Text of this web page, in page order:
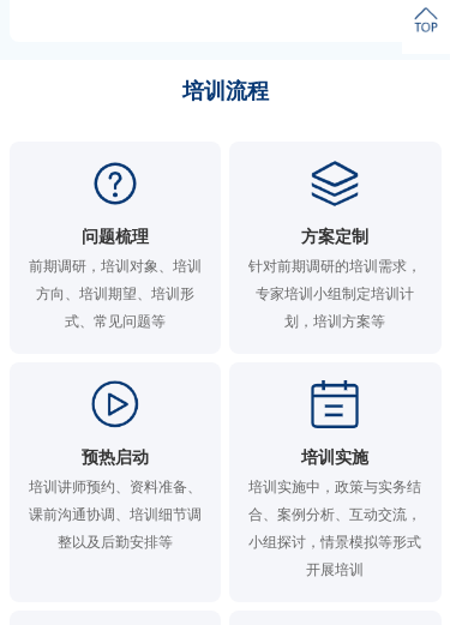
培训流程
问题梳理
前期调研，培训对象、培训
方向、培训期望、培训形
式、常见问题等
方案定制
针对前期调研的培训需求，
专家培训小组制定培训计
划，培训方案等
预热启动
培训讲师预约、资料准备、
课前沟通协调、培训细节调
整以及后勤安排等
培训实施
培训实施中，政策与实务结
合、案例分析、互动交流，
小组探讨，情景模拟等形式
开展培训